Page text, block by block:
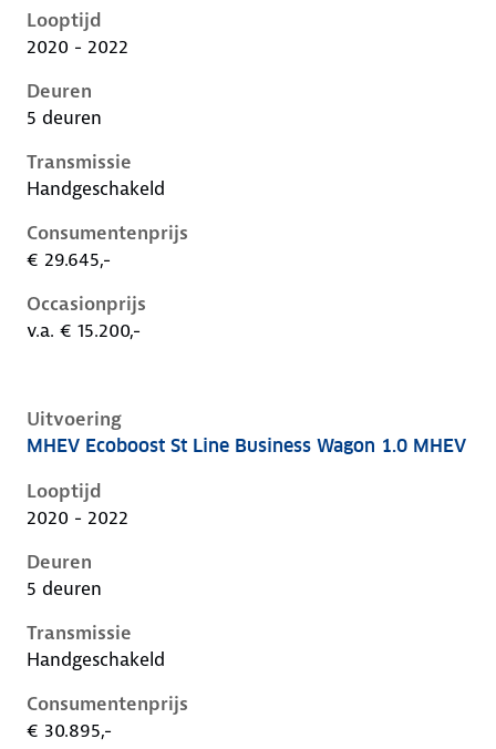
Looptijd
2020 - 2022
Deuren
5 deuren
Transmissie
Handgeschakeld
Consumentenprijs
€ 29.645,-
Occasionprijs
v.a. € 15.200,-
Uitvoering
Ford Focus iv, wagon 1.0 mhev, 92 kW, Benzine, 5
MHEV Ecoboost St Line Business Wagon 1.0 MHEV
Looptijd
2020 - 2022
Deuren
5 deuren
Transmissie
Handgeschakeld
Consumentenprijs
€ 30.895,-